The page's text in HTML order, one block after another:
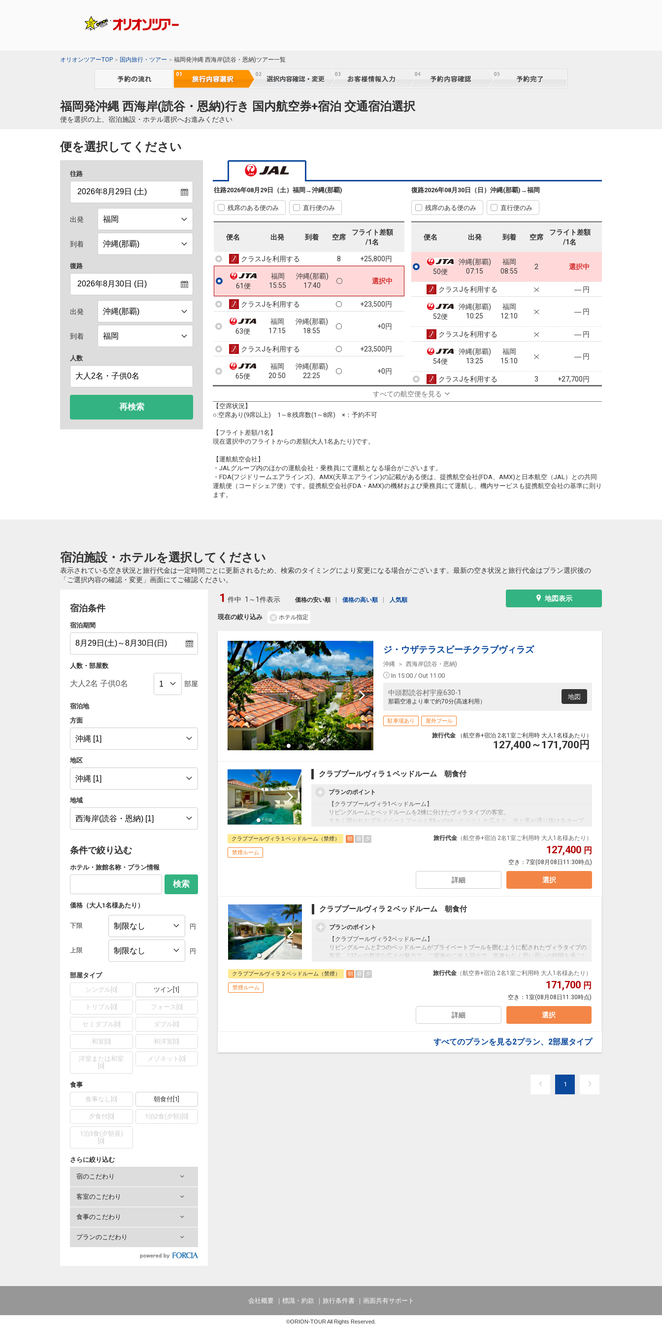
オリオンツアーTOP 国内旅行・ツアー 福岡発沖縄 西海岸(読谷・恩納)ツアー一覧
福岡発沖縄 西海岸(読谷・恩納)行き 国内航空券+宿泊 交通宿泊選択
便を選択の上、宿泊施設・ホテル選択へお進みください
便を選択してください
往路
出発
到着
復路
出発
到着
人数
再検索
往路2026年08月29日（土） 福岡 →沖縄(那覇)
残席のある便のみ 直行便のみ
便名 出発 到着 空席
フライト差額
/1名
クラスJを利用する
福岡
09:35
沖縄(那覇)
11:15
クラスJを利用する 6
57便
12:55
沖縄(那覇)
14:45
+9,500円
クラスJを利用する 8 +25,800円
61便
福岡
15:55
沖縄(那覇)
17:40
選択中
クラスJを利用する +23,500円
63便
福岡
17:15
沖縄(那覇)
18:55
+0円
クラスJを利用する +23,500円
65便
福岡
20:50
沖縄(那覇)
22:25
+0円
+23,500円
復路2026年08月30日（日） 沖縄(那覇) →福岡
残席のある便のみ 直行便のみ
便名 出発 到着 空席
フライト差額
/1名
50便
沖縄(那覇)
07:15
福岡
08:55
2 選択中
クラスJを利用する ― 円
52便
沖縄(那覇)
10:25
福岡
12:10
― 円
クラスJを利用する ― 円
54便
沖縄(那覇)
13:25
福岡
15:10
― 円
クラスJを利用する 3 +27,700円
2 +12,300円
沖縄(那覇)
福岡
― 円
すべての航空便を見る
【空席状況】
○:空席あり(9席以上) 1～8:残席数(1～8席) ×：予約不可
【フライト差額/1名】
現在選択中のフライトからの差額(大人1名あたり)です。
【運航航空会社】
・JALグループ内のほかの運航会社・乗務員にて運航となる場合がございます。
・FDA(フジドリームエアラインズ)、AMX(天草エアライン)の記載がある便は、提携航空会社(FDA、AMX)と日本航空（JAL）との共同
運航便（コードシェア便）です。提携航空会社(FDA・AMX)の機材および乗務員にて運航し、機内サービスも提携航空会社の基準に則り
ます。
宿泊施設・ホテルを選択してください
表示されている空き状況と旅行代金は一定時間ごとに更新されるため、検索のタイミングにより変更になる場合がございます。最新の空き状況と旅行代金はプラン選択後の
「ご選択内容の確認・変更」画面にてご確認ください。
宿泊条件
宿泊期間
人数・部屋数
部屋
宿泊地
方面
地区
地域
条件で絞り込む
ホテル・旅館名称・プラン情報
検索
価格（大人1名様あたり）
下限 円
上限 円
部屋タイプ
シングル 0 ツイン 1
トリプル 0 フォース 0]
セミダブル[ 0] ダブル 0
和室 0 和洋室 0
洋室または和室
0
メゾネット 0
食事
食事なし 0 朝食付 1
夕食付 0] 1泊2食(夕朝) 0
1泊3食(夕朝昼)
0
さらに絞り込む
宿のこだわり
客室のこだわり
食事のこだわり
プランのこだわり
地図表示
現在の絞り込み ホテル指定
1 件中 1～1件表示 価格の安い順 価格の高い順 人気順
ジ・ウザテラスビーチクラブヴィラズ
沖縄 西海岸(読谷・恩納)
In 15:00 / Out 11:00
中頭郡読谷村宇座630-1
那覇空港より車で約70分(高速利用）
地図
駐車場あり 屋外プール
旅行代金 （航空券+宿泊 2名1室ご利用時 大人1名様あたり）
127,400～171,700 円
クラブプールヴィラ１ベッドルーム 朝食付
プランのポイント
【クラブプールヴィラ1ベッドルーム】
リビングルームとベッドルームを2棟に分けたヴィラタイプの客室。
大きく開かれたプライベートプールと88㎡のゆったりとした広さと、光と風が通り抜けるオープ
焼きたてのホテルブレッドやオリジナルジャムのほか、自家農園産ブレンド小麦を使ったオリジ
ナルがレット等、5種類のメニューからお選びいただけるメインディッシュをご用意しておりま
す。また、沖縄野菜を豊富に使用したサラダやフルーツ、フレッシュジュースの他、シャンパン
もお好みでお召し上がりいただけます。美しい海を眺めながら、贅沢な朝のひと時をお過ごしく
クラブプールヴィラ１ベッドルーム（禁煙） 朝 昼 夕
禁煙ルーム
旅行代金 （航空券+宿泊 2名1室ご利用時 大人1名様あたり）
127,400 円
空き： 7室(08月08日11:30時点)
詳細 選択
クラブプールヴィラ２ベッドルーム 朝食付
プランのポイント
【クラブプールヴィラ2ベッドルーム】
リビングルームと2つのベッドルームがプライベートプールを囲むように配されたヴィラタイプの
客室。137㎡の贅沢な広さが魅力で、ご家族やご友人同士で、気兼ねなく思い思いの時間を過ごし
室を3室限定でご用意しております。
焼きたてのホテルブレッドやオリジナルジャムのほか、自家農園産ブレンド小麦を使ったオリジ
ナルがレット等、5種類のメニューからお選びいただけるメインディッシュをご用意しておりま
す。また、沖縄野菜を豊富に使用したサラダやフルーツ、フレッシュジュースの他、シャンパン
もお好みでお召し上がりいただけます。美しい海を眺めながら、贅沢な朝のひと時をお過ごしく
クラブプールヴィラ２ベッドルーム（禁煙） 朝 昼 夕
禁煙ルーム
旅行代金 （航空券+宿泊 2名1室ご利用時 大人1名様あたり）
171,700 円
空き： 1室(08月08日11:30時点)
詳細 選択
すべてのプランを見る2プラン、2部屋タイプ
1
会社概要 標識・約款 旅行条件書 画面共有サポート
©ORION-TOUR All Rights Reserved.